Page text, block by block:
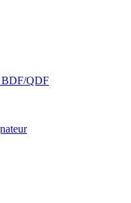
BDF/QDF